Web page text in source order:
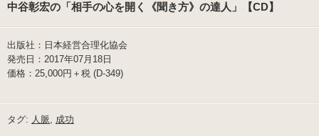
中谷彰宏の「相手の心を開く《聞き方》の達人」【CD】
出版社：日本経営合理化協会
発売日：2017年07月18日
価格：25,000円＋税 (D-349)
タグ: 人脈, 成功